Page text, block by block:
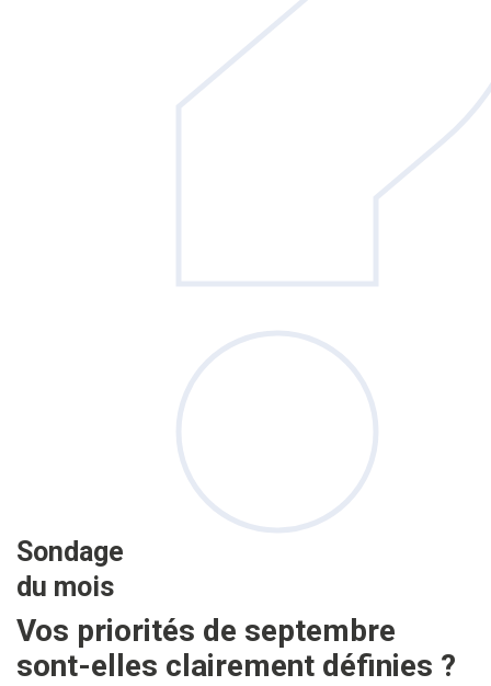
Sondage
du mois
Vos priorités de septembre
sont-elles clairement définies ?